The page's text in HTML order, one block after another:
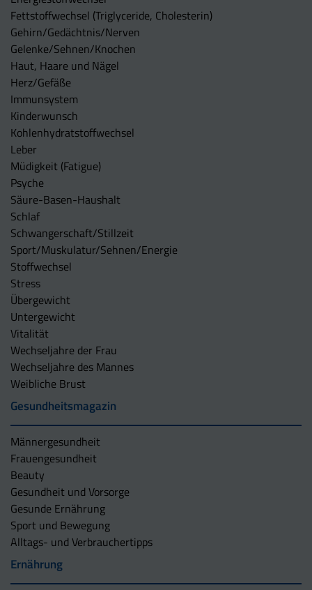
Fettstoffwechsel (Triglyceride, Cholesterin)
Gehirn/Gedächtnis/Nerven
Gelenke/Sehnen/Knochen
Haut, Haare und Nägel
Herz/Gefäße
Immunsystem
Kinderwunsch
Kohlenhydratstoffwechsel
Leber
Müdigkeit (Fatigue)
Psyche
Säure-Basen-Haushalt
Schlaf
Schwangerschaft/Stillzeit
Sport/Muskulatur/Sehnen/Energie
Stoffwechsel
Stress
Übergewicht
Untergewicht
Vitalität
Wechseljahre der Frau
Wechseljahre des Mannes
Weibliche Brust
Gesundheitsmagazin
Männergesundheit
Frauengesundheit
Beauty
Gesundheit und Vorsorge
Gesunde Ernährung
Sport und Bewegung
Alltags- und Verbrauchertipps
Ernährung